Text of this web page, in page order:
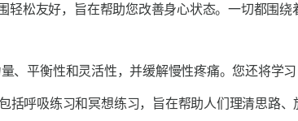
轻松友好，旨在帮助您改善身心状态。一切都围
、平衡性和灵活性，并缓解慢性疼痛。您还将学习
括呼吸练习和冥想练习，旨在帮助人们理清思路、